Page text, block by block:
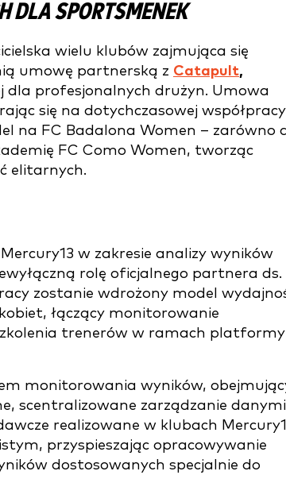
DLA SPORTSMENEK
wielu klubów zajmująca się
umowę partnerską z Catapult,
dla profesjonalnych drużyn. Umowa
się na dotychczasowej współpracy
na FC Badalona Women – zarówno
FC Como Women, tworząc
elitarnych.
w zakresie analizy wyników
rolę oficjalnego partnera ds.
zostanie wdrożony model
łączący monitorowanie
trenerów w ramach platformy
monitorowania wyników,
scentralizowane zarządzanie danymi
realizowane w klubach
przyspieszając opracowywanie
dostosowanych specjalnie do